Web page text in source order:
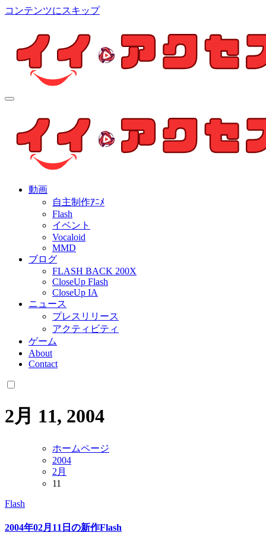
コンテンツにスキップ
個人制作アニメを中心とした動画紹介ブログ
動画
自主制作ｱﾆﾒ
Flash
イベント
Vocaloid
MMD
ブログ
FLASH BACK 200X
CloseUp Flash
CloseUp IA
ニュース
プレスリリース
アクティビティ
ゲーム
About
Contact
2月 11, 2004
ホームページ
2004
2月
11
Flash
2004年02月11日の新作Flash